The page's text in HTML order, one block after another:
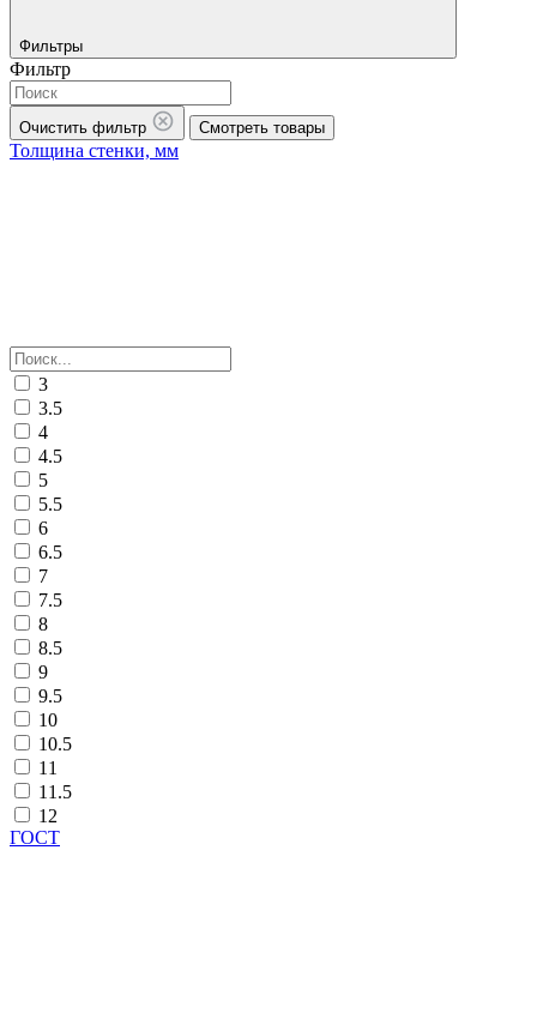
Фильтры
Фильтр
Очистить фильтр Смотреть товары
Толщина стенки, мм
3
3.5
4
4.5
5
5.5
6
6.5
7
7.5
8
8.5
9
9.5
10
10.5
11
11.5
12
ГОСТ